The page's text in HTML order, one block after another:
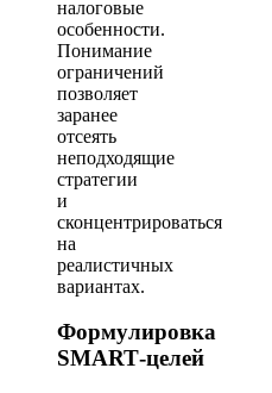
налоговые
особенности.
Понимание
ограничений
позволяет
заранее
отсеять
неподходящие
стратегии
и
сконцентрироваться
на
реалистичных
вариантах.
Формулировка
SMART‑целей